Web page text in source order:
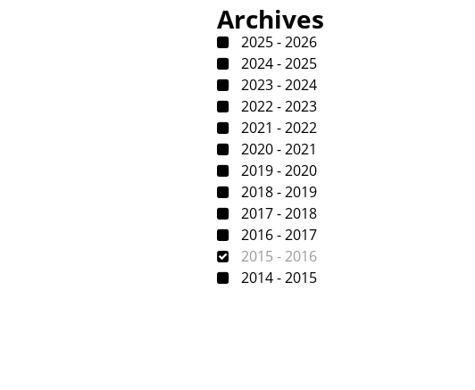
Archives
2025 - 2026
2024 - 2025
2023 - 2024
2022 - 2023
2021 - 2022
2020 - 2021
2019 - 2020
2018 - 2019
2017 - 2018
2016 - 2017
2015 - 2016
2014 - 2015